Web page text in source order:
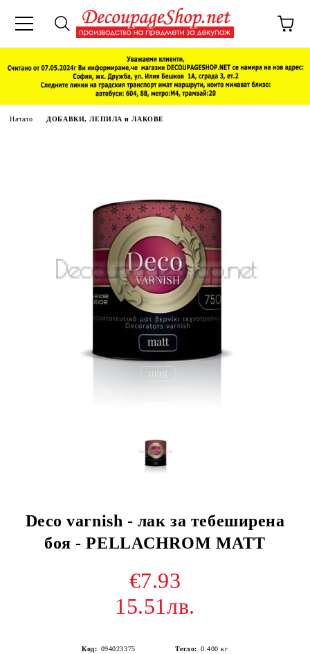
Начало ДОБАВКИ, ЛЕПИЛА и ЛАКОВЕ
Deco varnish - лак за тебеширена
боя - PELLACHROM MATT
€7.93
15.51лв.
Код: 094023375 Тегло: 0.400 кг